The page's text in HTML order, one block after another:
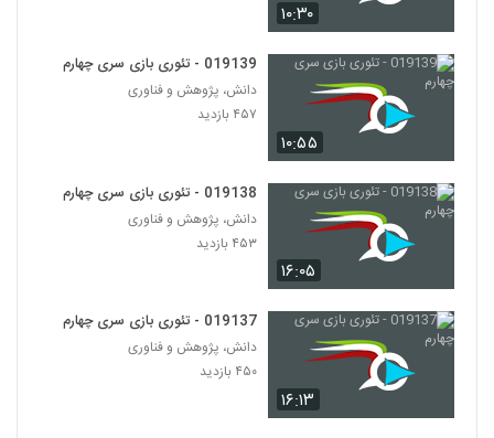
Thinking)
۵۲۱ بازدید
028099 - تفکر انتقادی (Critical
Thinking)
۴۳۰ بازدید
100
028100 - تفکر انتقادی (Critical
Thinking)
Thinking)
۴۳۶ بازدید
Thinking)
۵۰۴ بازدید
۱۰:۳۰
۱۰:۵۵
019139 - تئوری بازی سری چهارم
دانش، پژوهش و فناوری
۴۵۷ بازدید
۱۶:۰۵
019138 - تئوری بازی سری چهارم
دانش، پژوهش و فناوری
۴۵۳ بازدید
۱۶:۱۳
019137 - تئوری بازی سری چهارم
دانش، پژوهش و فناوری
۴۵۰ بازدید